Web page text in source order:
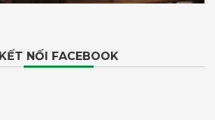
KẾT NỐI FACEBOOK